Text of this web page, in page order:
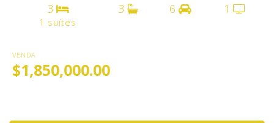
3
1 suítes
3 6 1
VENDA
$1,850,000.00